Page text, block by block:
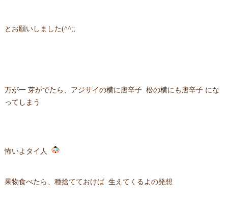
とお願いしました(^^;;
万が一 芽がでたら、アジサイの横に唐辛子 松の横にも唐辛子 にな
ってしまう
怖いよタイ人
果物食べたら、種捨てておけば 生えてくるよの発想